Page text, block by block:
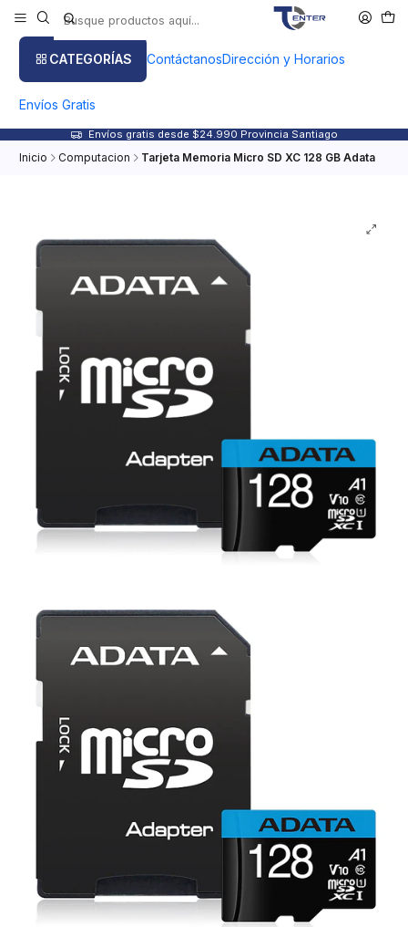
CATEGORÍAS ContáctanosDirección y Horarios
Envíos Gratis
Envíos gratis desde $24.990 Provincia Santiago
Inicio Computacion Tarjeta Memoria Micro SD XC 128 GB Adata